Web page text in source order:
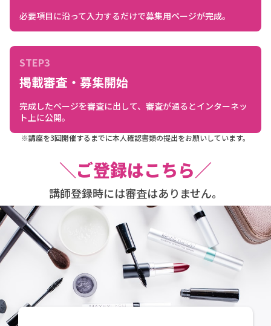
必要項目に沿って入力するだけで募集用ページが完成。
STEP3
掲載審査・募集開始
完成したページを審査に出して、審査が通るとインターネッ
ト上に公開。
※講座を3回開催するまでに本人確認書類の提出をお願いしています。
＼ご登録はこちら／
講師登録時には審査はありません。